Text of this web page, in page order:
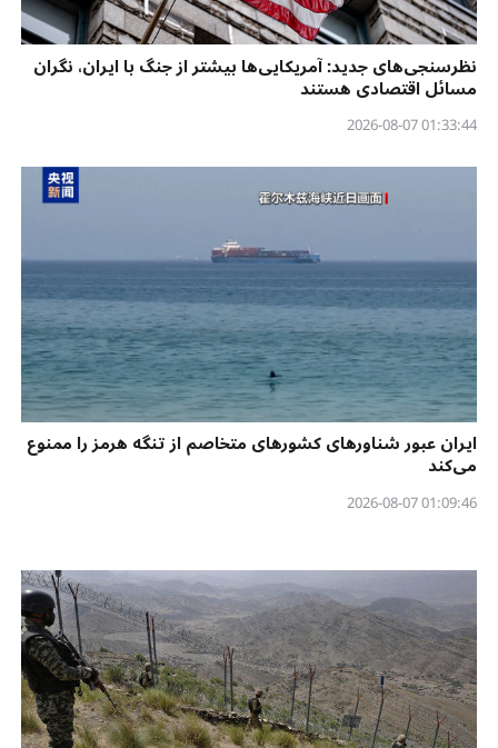
نظرسنجی‌‌های جدید: آمریکایی‌ها بیشتر از جنگ با ایران، نگران
مسائل اقتصادی هستند
01:33:44 2026-08-07
ایران عبور شناورهای کشورهای متخاصم از تنگه هرمز را ممنوع
می‌کند
01:09:46 2026-08-07